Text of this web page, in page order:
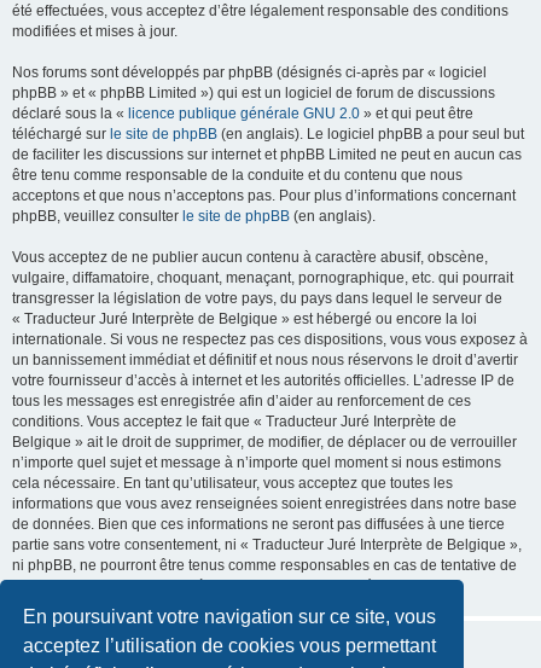
En poursuivant votre navigation sur ce site, vous
acceptez l’utilisation de cookies vous permettant
été effectuées, vous acceptez d’être légalement responsable des conditions
modifiées et mises à jour.
Nos forums sont développés par phpBB (désignés ci-après par « logiciel
phpBB » et « phpBB Limited ») qui est un logiciel de forum de discussions
déclaré sous la « licence publique générale GNU 2.0 » et qui peut être
téléchargé sur le site de phpBB (en anglais). Le logiciel phpBB a pour seul but
de faciliter les discussions sur internet et phpBB Limited ne peut en aucun cas
être tenu comme responsable de la conduite et du contenu que nous
acceptons et que nous n’acceptons pas. Pour plus d’informations concernant
phpBB, veuillez consulter le site de phpBB (en anglais).
Vous acceptez de ne publier aucun contenu à caractère abusif, obscène,
vulgaire, diffamatoire, choquant, menaçant, pornographique, etc. qui pourrait
transgresser la législation de votre pays, du pays dans lequel le serveur de
« Traducteur Juré Interprète de Belgique » est hébergé ou encore la loi
internationale. Si vous ne respectez pas ces dispositions, vous vous exposez à
un bannissement immédiat et définitif et nous nous réservons le droit d’avertir
votre fournisseur d’accès à internet et les autorités officielles. L’adresse IP de
tous les messages est enregistrée afin d’aider au renforcement de ces
conditions. Vous acceptez le fait que « Traducteur Juré Interprète de
Belgique » ait le droit de supprimer, de modifier, de déplacer ou de verrouiller
n’importe quel sujet et message à n’importe quel moment si nous estimons
cela nécessaire. En tant qu’utilisateur, vous acceptez que toutes les
informations que vous avez renseignées soient enregistrées dans notre base
de données. Bien que ces informations ne seront pas diffusées à une tierce
partie sans votre consentement, ni « Traducteur Juré Interprète de Belgique »,
ni phpBB, ne pourront être tenus comme responsables en cas de tentative de